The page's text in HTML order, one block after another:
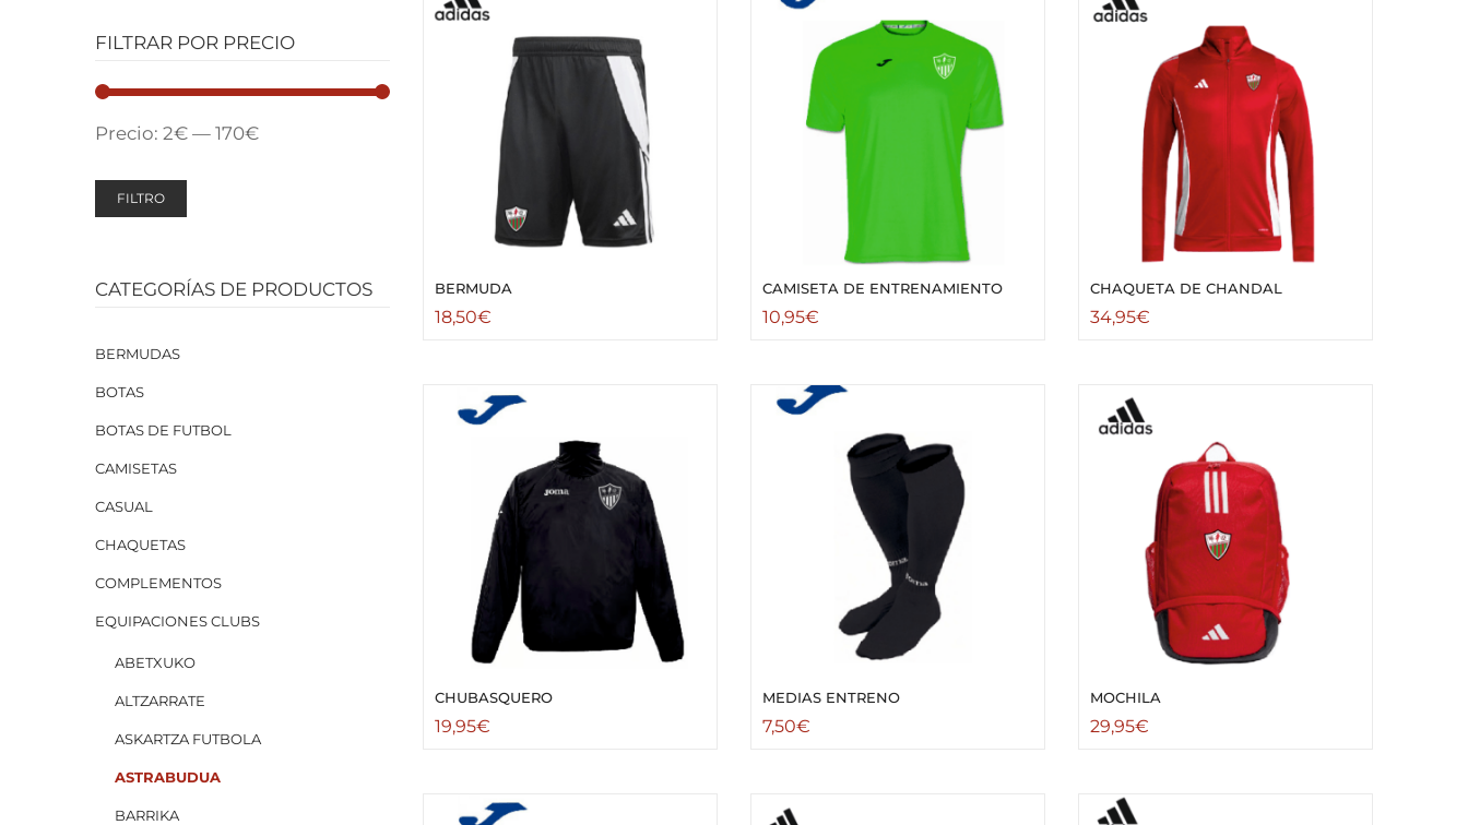
FILTRAR POR PRECIO
Precio: 2€ — 170€
FILTRO
CATEGORÍAS DE PRODUCTOS
BERMUDAS
BOTAS
BOTAS DE FUTBOL
CAMISETAS
CASUAL
CHAQUETAS
COMPLEMENTOS
EQUIPACIONES CLUBS
ABETXUKO
ALTZARRATE
ASKARTZA FUTBOLA
ASTRABUDUA
BARRIKA
BERMUDA
18,50€
CAMISETA DE ENTRENAMIENTO
10,95€
CHAQUETA DE CHANDAL
34,95€
CHUBASQUERO
19,95€
MEDIAS ENTRENO
7,50€
MOCHILA
29,95€